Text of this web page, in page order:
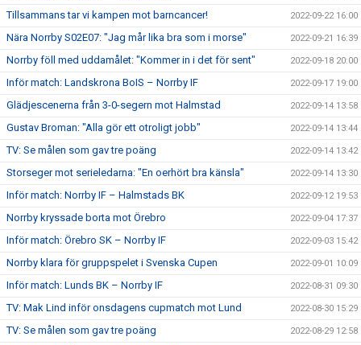
Tillsammans tar vi kampen mot barncancer! 2022-09-22 16:00
Nära Norrby S02E07: "Jag mår lika bra som i morse" 2022-09-21 16:39
Norrby föll med uddamålet: "Kommer in i det för sent" 2022-09-18 20:00
Inför match: Landskrona BoIS – Norrby IF 2022-09-17 19:00
Glädjescenerna från 3-0-segern mot Halmstad 2022-09-14 13:58
Gustav Broman: "Alla gör ett otroligt jobb" 2022-09-14 13:44
TV: Se målen som gav tre poäng 2022-09-14 13:42
Storseger mot serieledarna: "En oerhört bra känsla" 2022-09-14 13:30
Inför match: Norrby IF – Halmstads BK 2022-09-12 19:53
Norrby kryssade borta mot Örebro 2022-09-04 17:37
Inför match: Örebro SK – Norrby IF 2022-09-03 15:42
Norrby klara för gruppspelet i Svenska Cupen 2022-09-01 10:09
Inför match: Lunds BK – Norrby IF 2022-08-31 09:30
TV: Mak Lind inför onsdagens cupmatch mot Lund 2022-08-30 15:29
TV: Se målen som gav tre poäng 2022-08-29 12:58